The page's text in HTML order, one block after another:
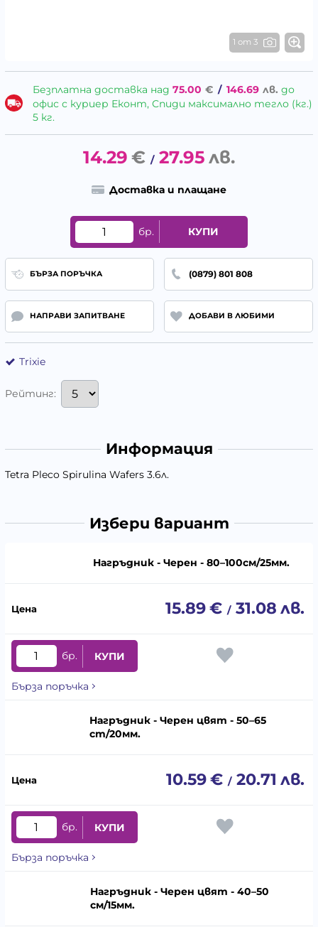
1 от 3
Безплатна доставка над 75.00 € / 146.69 лв. до
офис с куриер Еконт, Спиди максимално тегло (кг.)
5 кг.
14.29 € / 27.95 лв.
Доставка и плащане
бр. КУПИ
БЪРЗА ПОРЪЧКА (0879) 801 808
НАПРАВИ ЗАПИТВАНЕ ДОБАВИ В ЛЮБИМИ
Trixie
Рейтинг:
Информация
Tetra Pleco Spirulina Wafers 3.6л.
Избери вариант
Нагръдник - Черен - 80–100см/25мм.
15.89€ / 31.08 лв.
бр. КУПИ
Бърза поръчка
Нагръдник - Черен цвят - 50–65
cm/20мм.
10.59€ / 20.71 лв.
бр. КУПИ
Бърза поръчка
Нагръдник - Черен цвят - 40–50
cм/15мм.